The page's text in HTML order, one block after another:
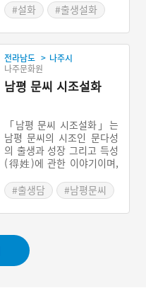
#설화
#출생설화
전라남도 > 나주시
나주문화원
남평 문씨 시조설화
「남평 문씨 시조설화」는
남평 문씨의 시조인 문다성
의 출생과 성장 그리고 득성
(得姓)에 관한 이야기이며,
으로 한 씨족집단의 역사이
기도 하다. 시조인 문다성은
남평현에 있는 큰 못의 바위
났다. 5살에 사물의 이치를
알았으므로 문(文)자를 성
(姓), 다성(多省)을 이름으
#출생담
#남평문씨